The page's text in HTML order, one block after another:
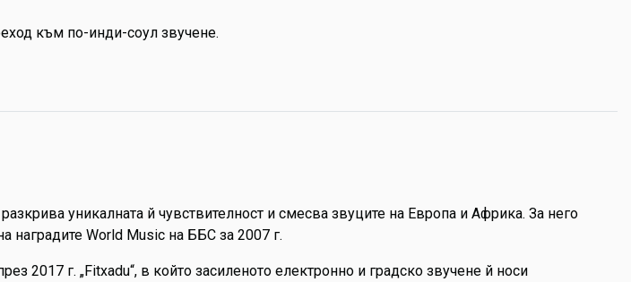
към по-инди-соул звучене.
уникалната й чувствителност и смесва звуците на Европа и Африка. За него
наградите World Music на ББС за 2007 г.
2017 г. „Fitxadu“, в който засиленото електронно и градско звучене й носи